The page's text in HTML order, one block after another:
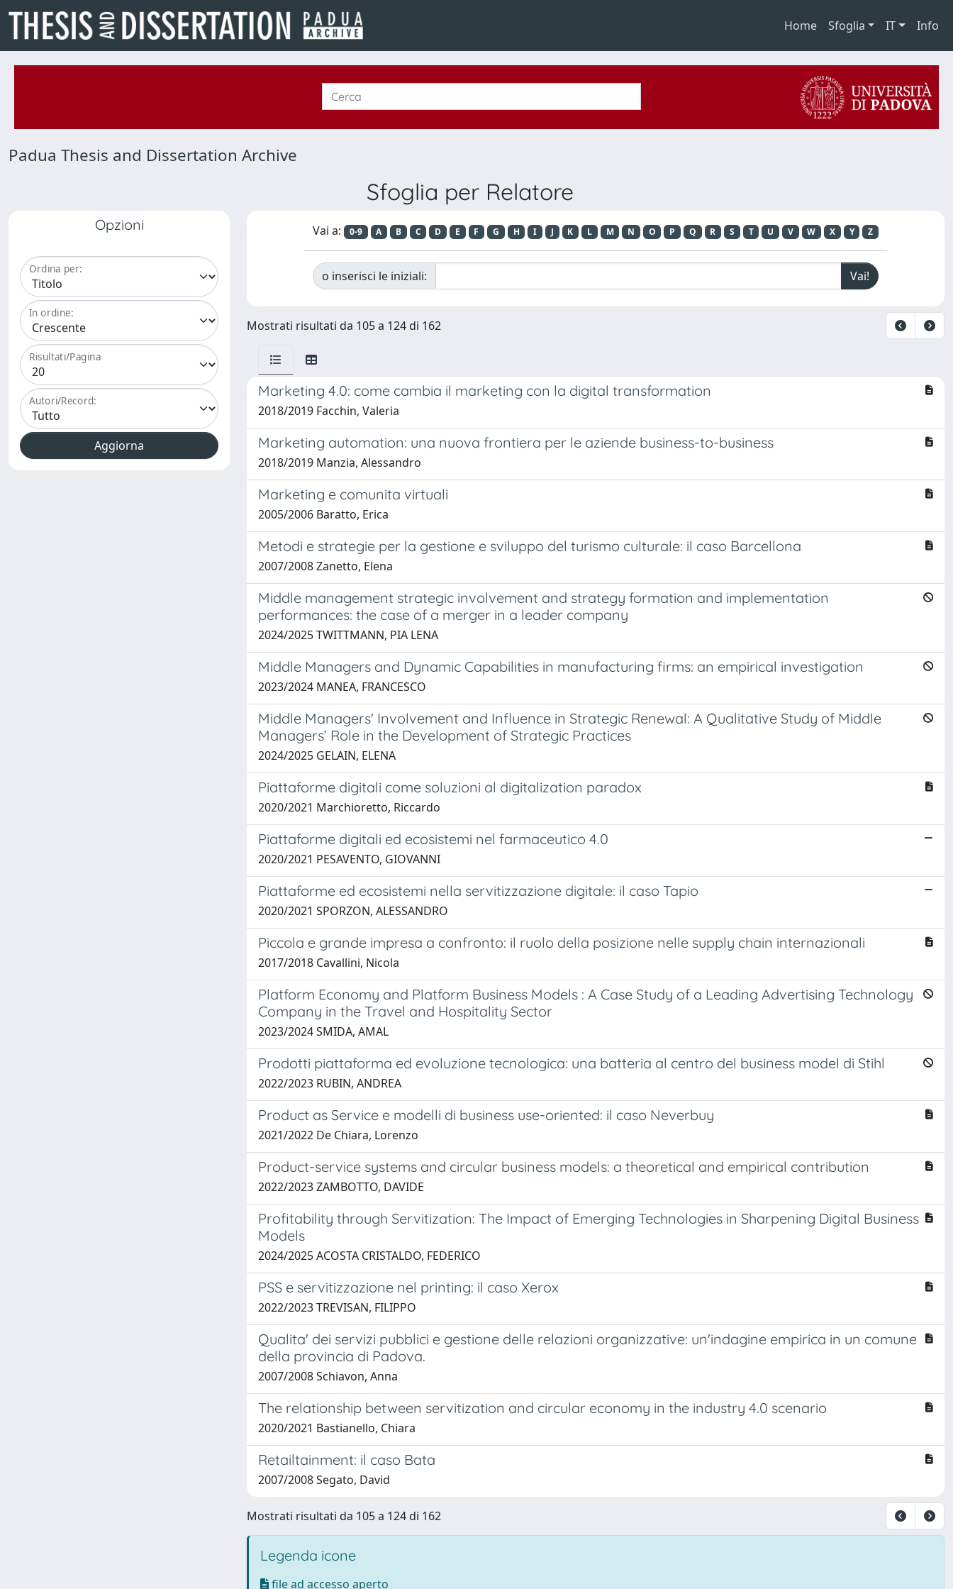
Home Sfoglia IT Info
Padua Thesis and Dissertation Archive
Sfoglia per Relatore
Opzioni
Ordina per:
In ordine:
Risultati/Pagina
Autori/Record:
Vai a: 0-9 A B C D E F G H I J K L M N O P Q R S T U V W X Y Z
o inserisci le iniziali:
Mostrati risultati da 105 a 124 di 162
Marketing 4.0: come cambia il marketing con la digital transformation
2018/2019 Facchin, Valeria
Marketing automation: una nuova frontiera per le aziende business-to-business
2018/2019 Manzia, Alessandro
Marketing e comunita virtuali
2005/2006 Baratto, Erica
Metodi e strategie per la gestione e sviluppo del turismo culturale: il caso Barcellona
2007/2008 Zanetto, Elena
Middle management strategic involvement and strategy formation and implementation
performances: the case of a merger in a leader company
2024/2025 TWITTMANN, PIA LENA
Middle Managers and Dynamic Capabilities in manufacturing firms: an empirical investigation
2023/2024 MANEA, FRANCESCO
Middle Managers' Involvement and Influence in Strategic Renewal: A Qualitative Study of Middle
Managers’ Role in the Development of Strategic Practices
2024/2025 GELAIN, ELENA
Piattaforme digitali come soluzioni al digitalization paradox
2020/2021 Marchioretto, Riccardo
Piattaforme digitali ed ecosistemi nel farmaceutico 4.0
2020/2021 PESAVENTO, GIOVANNI
Piattaforme ed ecosistemi nella servitizzazione digitale: il caso Tapio
2020/2021 SPORZON, ALESSANDRO
Piccola e grande impresa a confronto: il ruolo della posizione nelle supply chain internazionali
2017/2018 Cavallini, Nicola
Platform Economy and Platform Business Models : A Case Study of a Leading Advertising Technology
Company in the Travel and Hospitality Sector
2023/2024 SMIDA, AMAL
Prodotti piattaforma ed evoluzione tecnologica: una batteria al centro del business model di Stihl
2022/2023 RUBIN, ANDREA
Product as Service e modelli di business use-oriented: il caso Neverbuy
2021/2022 De Chiara, Lorenzo
Product-service systems and circular business models: a theoretical and empirical contribution
2022/2023 ZAMBOTTO, DAVIDE
Profitability through Servitization: The Impact of Emerging Technologies in Sharpening Digital Business
Models
2024/2025 ACOSTA CRISTALDO, FEDERICO
PSS e servitizzazione nel printing: il caso Xerox
2022/2023 TREVISAN, FILIPPO
Qualita' dei servizi pubblici e gestione delle relazioni organizzative: un'indagine empirica in un comune
della provincia di Padova.
2007/2008 Schiavon, Anna
The relationship between servitization and circular economy in the industry 4.0 scenario
2020/2021 Bastianello, Chiara
Retailtainment: il caso Bata
2007/2008 Segato, David
Mostrati risultati da 105 a 124 di 162
Legenda icone
file ad accesso aperto